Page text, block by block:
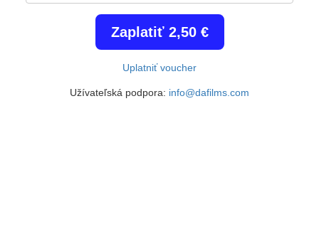
Zaplatiť 2,50 €
Uplatniť voucher
Užívateľská podpora: info@dafilms.com